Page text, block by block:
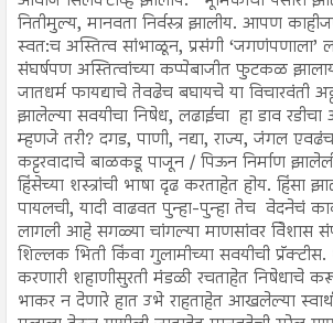
नितीमुल्य, मानवता निर्वस्त्र झालीय. आपण
स्वत:च अस्तित्व सांभाळून, प्रसंगी ‘जगणंपणाला’
संघर्षपण अस्तित्वांच्या कप्पेबाजीत फुटकळ
जातधर्म फायद्याचे तेवढेच बघायचे या विचारवंती
झालेल्या सवयीचा निषेध, लढाईचा हा डाव
म्हणजे तरी? दगड, पाणी, नद्या, राज्य, जंगल
कट्टरवादाचे बाळकडू पाजून / पिऊन निर्माण
हिंसेच्या शस्त्रांची भाषा दृढ करताहेत होय. हिंसा
पायलची, यादी वाढवत पुन्हा-पुन्हा तेच वेदनेचं
लागली आहे सगळ्या चांगल्या माणसांवर विेशास
शिल्लक भिती किंवा गुलामीच्या सवयीची प्रॅक्टीस.
करणारी शहाणीसुरती मंडळी रचताहेत निषेधाचे
भाकर न देणारे हात उभे राहताहेत आखलेल्या